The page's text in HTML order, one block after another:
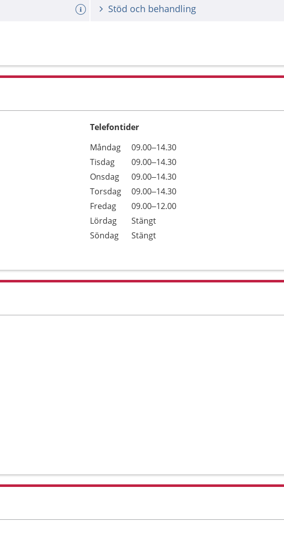
Stöd och behandling
Telefontider
Dag
Öppettider
Kommentarer
Måndag
09.00–14.30
Tisdag
09.00–14.30
Onsdag
09.00–14.30
Torsdag
09.00–14.30
Fredag
09.00–12.00
Lördag
Stängt
Söndag
Stängt